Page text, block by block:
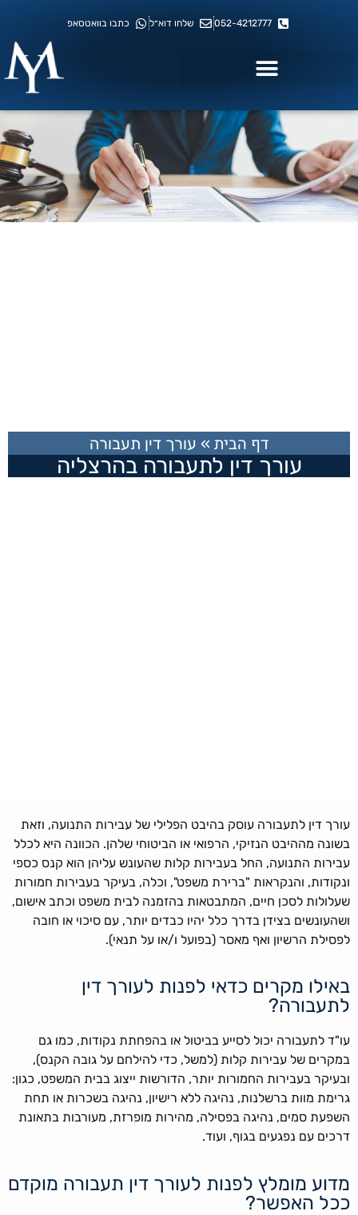
052-4212777 שלחו דוא״ל כתבו בוואטסאפ
דף הבית » עורך דין תעבורה
עורך דין לתעבורה בהרצליה
עורך דין לתעבורה עוסק בהיבט הפלילי של עבירות התנועה, וזאת
בשונה מההיבט הנזיקי, הרפואי או הביטוחי שלהן. הכוונה היא לכלל
עבירות התנועה, החל בעבירות קלות שהעונש עליהן הוא קנס כספי
ונקודות, והנקראות "ברירת משפט", וכלה, בעיקר בעבירות חמורות
שעלולות לסכן חיים, המתבטאות בהזמנה לבית משפט וכתב אישום,
ושהעונשים בצידן בדרך כלל יהיו כבדים יותר, עם סיכוי או חובה
לפסילת הרשיון ואף מאסר (בפועל ו/או על תנאי).
באילו מקרים כדאי לפנות לעורך דין
לתעבורה?
עו"ד לתעבורה יכול לסייע בביטול או בהפחתת נקודות, כמו גם
במקרים של עבירות קלות (למשל, כדי להילחם על גובה הקנס),
ובעיקר בעבירות החמורות יותר, הדורשות ייצוג בבית המשפט, כגון:
גרימת מוות ברשלנות, נהיגה ללא רישיון, נהיגה בשכרות או תחת
השפעת סמים, נהיגה בפסילה, מהירות מופרזת, מעורבות בתאונת
דרכים עם נפגעים בגוף, ועוד.
מדוע מומלץ לפנות לעורך דין תעבורה מוקדם
ככל האפשר?